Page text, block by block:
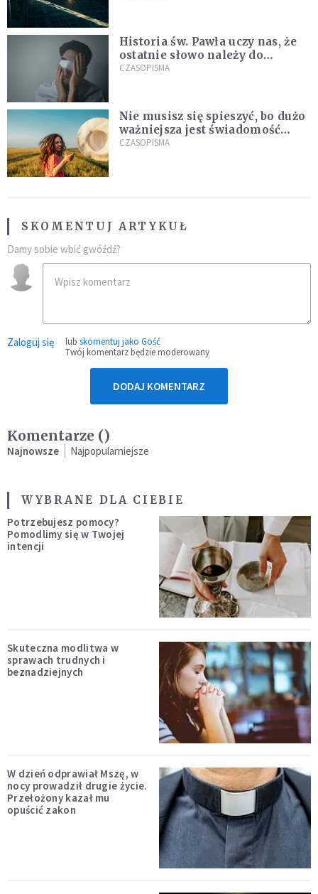
Historia św. Pawła uczy nas, że
ostatnie słowo należy do
światła, a nie do ciemności
CZASOPISMA
Nie musisz się spieszyć, bo dużo
ważniejsza jest świadomość
kierunku
CZASOPISMA
SKOMENTUJ ARTYKUŁ
Damy sobie wbić gwóźdź?
Zaloguj się lub skomentuj jako Gość
Twój komentarz będzie moderowany
DODAJ KOMENTARZ
Komentarze ()
Najnowsze Najpopularniejsze
WYBRANE DLA CIEBIE
Potrzebujesz pomocy?
Pomodlimy się w Twojej
intencji
Skuteczna modlitwa w
sprawach trudnych i
beznadziejnych
W dzień odprawiał Mszę, w
nocy prowadził drugie życie.
Przełożony kazał mu
opuścić zakon